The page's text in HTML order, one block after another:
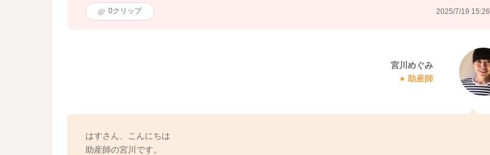
0クリップ 2025/7/19 15:26
宮川めぐみ
助産師
はすさん、こんにちは
助産師の宮川です。